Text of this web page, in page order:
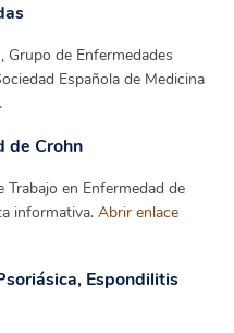
Grupo de Enfermedades
Española de Medicina
de Crohn
Trabajo en Enfermedad de
informativa. Abrir enlace
Espondilitis